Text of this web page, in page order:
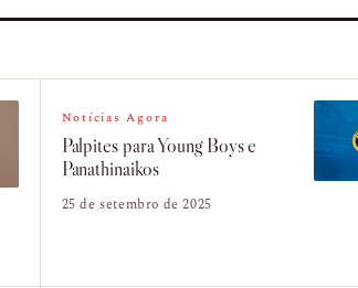
Notícias Agora
Palpites para Young Boys e
Panathinaikos
25 de setembro de 2025